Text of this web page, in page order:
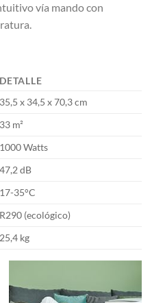
vía mando con
DETALLE
35,5 x 34,5 x 70,3 cm
33 m²
1000 Watts
47,2 dB
17-35°C
R290 (ecológico)
25,4 kg